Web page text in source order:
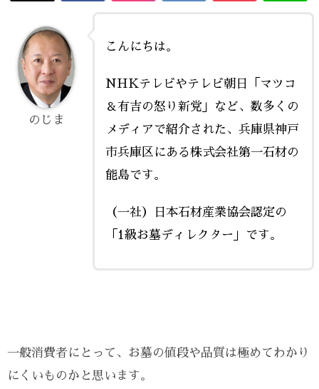
こんにちは。
NHKテレビやテレビ朝日「マツコ
＆有吉の怒り新党」など、数多くの
メディアで紹介された、兵庫県神戸
市兵庫区にある株式会社第一石材の
能島です。
（一社）日本石材産業協会認定の
「1級お墓ディレクター」です。
のじま
一般消費者にとって、お墓の値段や品質は極めてわかり
にくいものかと思います。